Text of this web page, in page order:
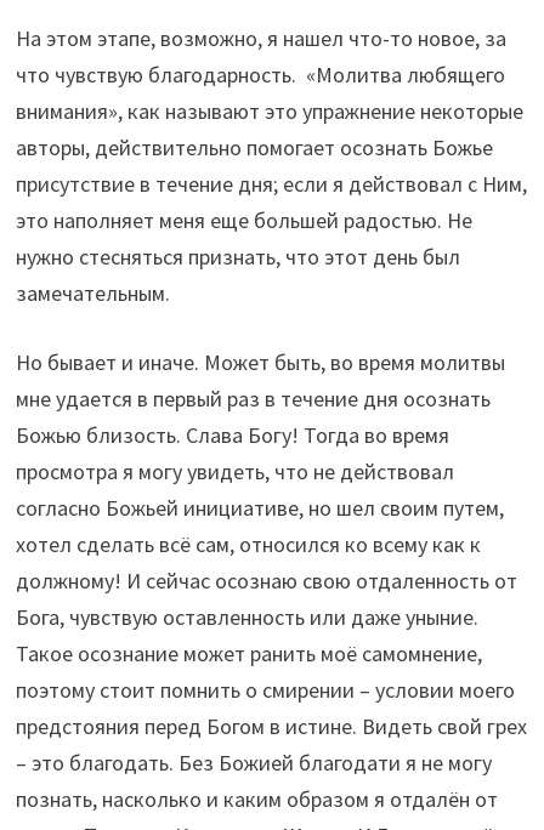
На этом этапе, возможно, я нашел что-то новое, за
что чувствую благодарность. «Молитва любящего
внимания», как называют это упражнение некоторые
авторы, действительно помогает осознать Божье
присутствие в течение дня; если я действовал с Ним,
это наполняет меня еще большей радостью. Не
нужно стесняться признать, что этот день был
замечательным.
Но бывает и иначе. Может быть, во время молитвы
мне удается в первый раз в течение дня осознать
Божью близость. Слава Богу! Тогда во время
просмотра я могу увидеть, что не действовал
согласно Божьей инициативе, но шел своим путем,
хотел сделать всё сам, относился ко всему как к
должному! И сейчас осознаю свою отдаленность от
Бога, чувствую оставленность или даже уныние.
Такое осознание может ранить моё самомнение,
поэтому стоит помнить о смирении – условии моего
предстояния перед Богом в истине. Видеть свой грех
– это благодать. Без Божией благодати я не могу
познать, насколько и каким образом я отдалён от